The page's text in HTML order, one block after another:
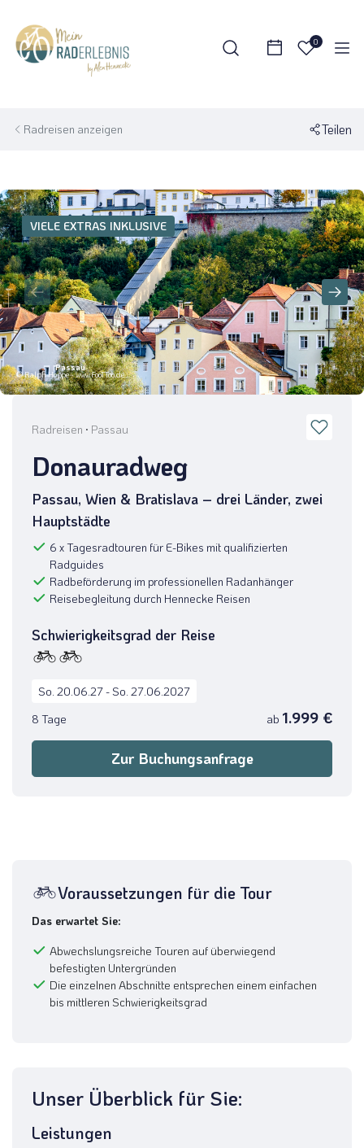
0
Radreisen anzeigen Teilen
VIELE EXTRAS INKLUSIVE
Passau
© Ralph Hoppe - www.FooTToo.de
Radreisen · Passau
Donauradweg
Passau, Wien & Bratislava – drei Länder, zwei
Hauptstädte
6 x Tagesradtouren für E-Bikes mit qualifizierten
Radguides
Radbeförderung im professionellen Radanhänger
Reisebegleitung durch Hennecke Reisen
Schwierigkeitsgrad der Reise
So. 20.06.27 - So. 27.06.2027
8 Tage
ab 1.999 €
Zur Buchungsanfrage
Voraussetzungen für die Tour
Das erwartet Sie:
Abwechslungsreiche Touren auf überwiegend
befestigten Untergründen
Die einzelnen Abschnitte entsprechen einem einfachen
bis mittleren Schwierigkeitsgrad
Unser Überblick für Sie:
Leistungen